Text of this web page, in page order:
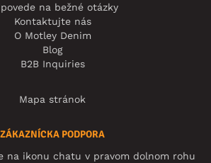
na bežné otázky
Kontaktujte nás
O Motley Denim
Blog
B2B Inquiries
Mapa stránok
ZÁKAZNÍCKA PODPORA
na ikonu chatu v pravom dolnom rohu